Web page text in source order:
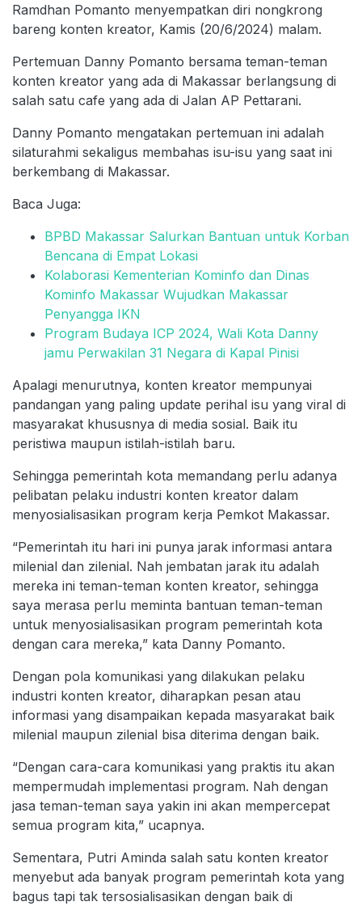
Ramdhan Pomanto menyempatkan diri nongkrong
bareng konten kreator, Kamis (20/6/2024) malam.
Pertemuan Danny Pomanto bersama teman-teman
konten kreator yang ada di Makassar berlangsung di
salah satu cafe yang ada di Jalan AP Pettarani.
Danny Pomanto mengatakan pertemuan ini adalah
silaturahmi sekaligus membahas isu-isu yang saat ini
berkembang di Makassar.
Baca Juga:
BPBD Makassar Salurkan Bantuan untuk Korban
Bencana di Empat Lokasi
Kolaborasi Kementerian Kominfo dan Dinas
Kominfo Makassar Wujudkan Makassar
Penyangga IKN
Program Budaya ICP 2024, Wali Kota Danny
jamu Perwakilan 31 Negara di Kapal Pinisi
Apalagi menurutnya, konten kreator mempunyai
pandangan yang paling update perihal isu yang viral di
masyarakat khususnya di media sosial. Baik itu
peristiwa maupun istilah-istilah baru.
Sehingga pemerintah kota memandang perlu adanya
pelibatan pelaku industri konten kreator dalam
menyosialisasikan program kerja Pemkot Makassar.
“Pemerintah itu hari ini punya jarak informasi antara
milenial dan zilenial. Nah jembatan jarak itu adalah
mereka ini teman-teman konten kreator, sehingga
saya merasa perlu meminta bantuan teman-teman
untuk menyosialisasikan program pemerintah kota
dengan cara mereka,” kata Danny Pomanto.
Dengan pola komunikasi yang dilakukan pelaku
industri konten kreator, diharapkan pesan atau
informasi yang disampaikan kepada masyarakat baik
milenial maupun zilenial bisa diterima dengan baik.
“Dengan cara-cara komunikasi yang praktis itu akan
mempermudah implementasi program. Nah dengan
jasa teman-teman saya yakin ini akan mempercepat
semua program kita,” ucapnya.
Sementara, Putri Aminda salah satu konten kreator
menyebut ada banyak program pemerintah kota yang
bagus tapi tak tersosialisasikan dengan baik di